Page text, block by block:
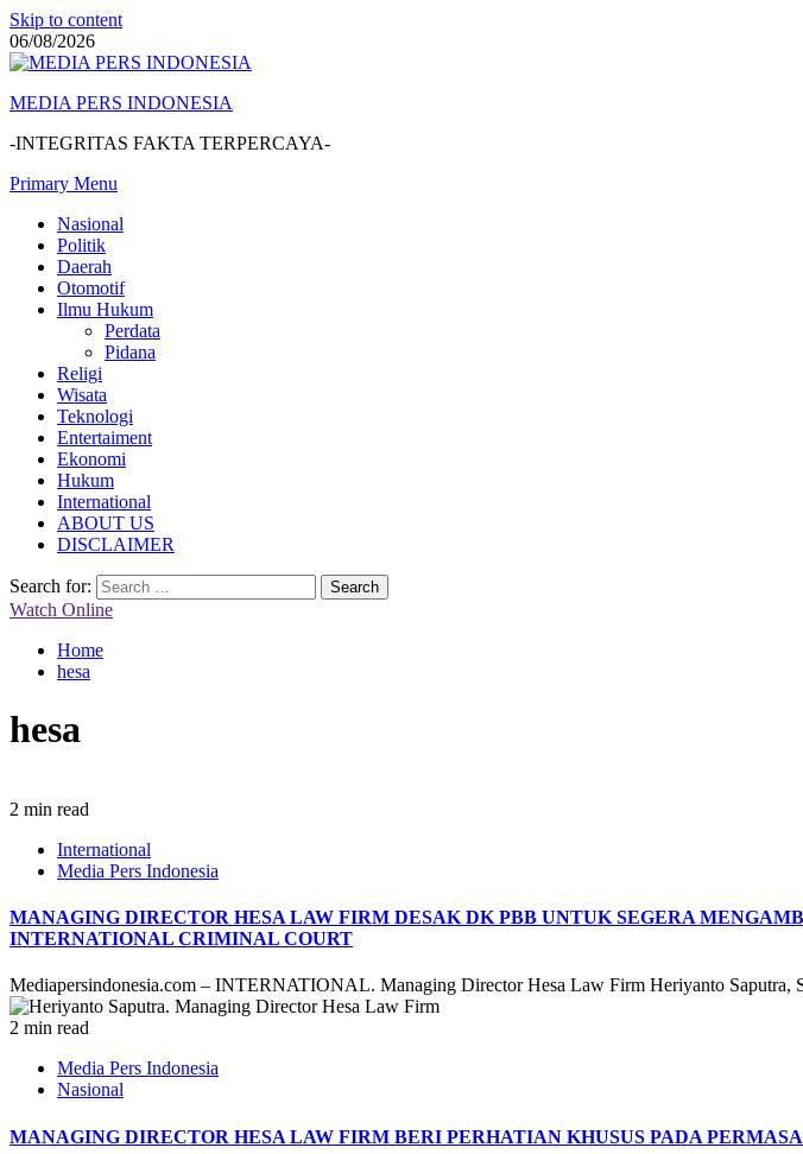
Skip to content
06/08/2026
MEDIA PERS INDONESIA
-INTEGRITAS FAKTA TERPERCAYA-
Primary Menu
Nasional
Politik
Daerah
Otomotif
Ilmu Hukum
Perdata
Pidana
Religi
Wisata
Teknologi
Entertaiment
Ekonomi
Hukum
International
ABOUT US
DISCLAIMER
Search for:
Watch Online
Home
hesa
hesa
2 min read
International
Media Pers Indonesia
MANAGING DIRECTOR HESA LAW FIRM DESAK DK PBB UNTUK SEGERA
INTERNATIONAL CRIMINAL COURT
Mediapersindonesia.com – INTERNATIONAL. Managing Director Hesa Law Firm Heriyanto Saputra,
2 min read
Media Pers Indonesia
Nasional
MANAGING DIRECTOR HESA LAW FIRM BERI PERHATIAN KHUSUS PADA